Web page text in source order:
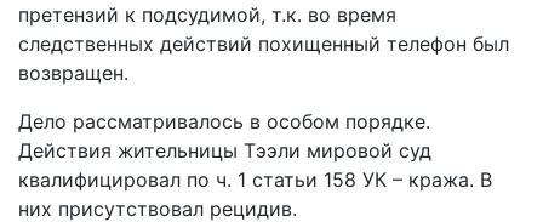
претензий к подсудимой, т.к. во время
следственных действий похищенный телефон был
возвращен.
Дело рассматривалось в особом порядке.
Действия жительницы Тээли мировой суд
квалифицировал по ч. 1 статьи 158 УК – кража. В
них присутствовал рецидив.